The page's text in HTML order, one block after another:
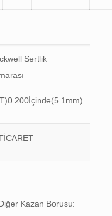
Sertlik
Kazan Borusu: